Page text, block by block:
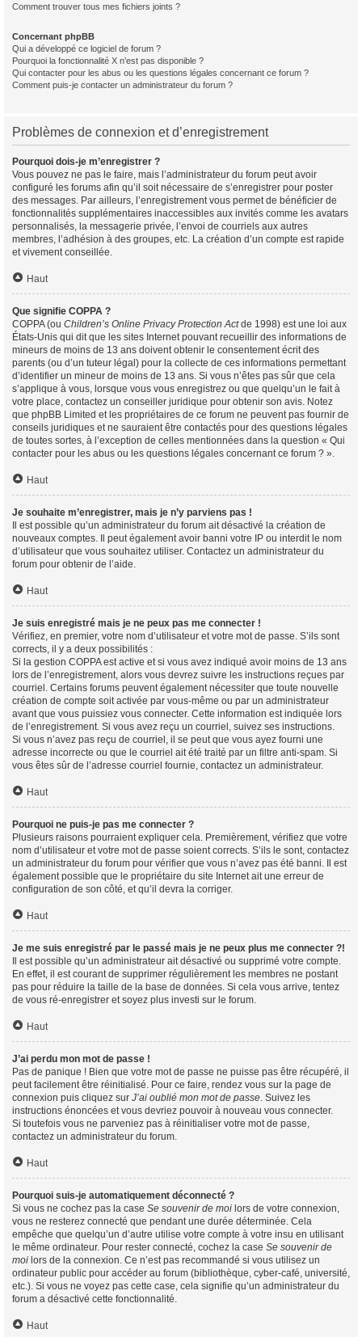
Comment trouver tous mes fichiers joints ?
Concernant phpBB
Qui a développé ce logiciel de forum ?
Pourquoi la fonctionnalité X n’est pas disponible ?
Qui contacter pour les abus ou les questions légales concernant ce forum ?
Comment puis-je contacter un administrateur du forum ?
Problèmes de connexion et d’enregistrement
Pourquoi dois-je m’enregistrer ?
Vous pouvez ne pas le faire, mais l’administrateur du forum peut avoir
configuré les forums afin qu’il soit nécessaire de s’enregistrer pour poster
des messages. Par ailleurs, l’enregistrement vous permet de bénéficier de
fonctionnalités supplémentaires inaccessibles aux invités comme les avatars
personnalisés, la messagerie privée, l’envoi de courriels aux autres
membres, l’adhésion à des groupes, etc. La création d’un compte est rapide
et vivement conseillée.
Haut
Que signifie COPPA ?
COPPA (ou Children’s Online Privacy Protection Actde 1998) est une loi aux
États-Unis qui dit que les sites Internet pouvant recueillir des informations de
mineurs de moins de 13 ans doivent obtenir le consentement écrit des
parents (ou d’un tuteur légal) pour la collecte de ces informations permettant
d’identifier un mineur de moins de 13 ans. Si vous n’êtes pas sûr que cela
s’applique à vous, lorsque vous vous enregistrez ou que quelqu’un le fait à
votre place, contactez un conseiller juridique pour obtenir son avis. Notez
que phpBB Limited et les propriétaires de ce forum ne peuvent pas fournir de
conseils juridiques et ne sauraient être contactés pour des questions légales
de toutes sortes, à l’exception de celles mentionnées dans la question « Qui
contacter pour les abus ou les questions légales concernant ce forum ? ».
Haut
Je souhaite m’enregistrer, mais je n’y parviens pas !
Il est possible qu’un administrateur du forum ait désactivé la création de
nouveaux comptes. Il peut également avoir banni votre IP ou interdit le nom
d’utilisateur que vous souhaitez utiliser. Contactez un administrateur du
forum pour obtenir de l’aide.
Haut
Je suis enregistré mais je ne peux pas me connecter !
Vérifiez, en premier, votre nom d’utilisateur et votre mot de passe. S’ils sont
corrects, il y a deux possibilités :
Si la gestion COPPA est active et si vous avez indiqué avoir moins de 13 ans
lors de l’enregistrement, alors vous devrez suivre les instructions reçues par
courriel. Certains forums peuvent également nécessiter que toute nouvelle
création de compte soit activée par vous-même ou par un administrateur
avant que vous puissiez vous connecter. Cette information est indiquée lors
de l’enregistrement. Si vous avez reçu un courriel, suivez ses instructions.
Si vous n’avez pas reçu de courriel, il se peut que vous ayez fourni une
adresse incorrecte ou que le courriel ait été traité par un filtre anti-spam. Si
vous êtes sûr de l’adresse courriel fournie, contactez un administrateur.
Haut
Pourquoi ne puis-je pas me connecter ?
Plusieurs raisons pourraient expliquer cela. Premièrement, vérifiez que votre
nom d’utilisateur et votre mot de passe soient corrects. S’ils le sont, contactez
un administrateur du forum pour vérifier que vous n’avez pas été banni. Il est
également possible que le propriétaire du site Internet ait une erreur de
configuration de son côté, et qu’il devra la corriger.
Haut
Je me suis enregistré par le passé mais je ne peux plus me connecter ?!
Il est possible qu’un administrateur ait désactivé ou supprimé votre compte.
En effet, il est courant de supprimer régulièrement les membres ne postant
pas pour réduire la taille de la base de données. Si cela vous arrive, tentez
de vous ré-enregistrer et soyez plus investi sur le forum.
Haut
J’ai perdu mon mot de passe !
Pas de panique ! Bien que votre mot de passe ne puisse pas être récupéré, il
peut facilement être réinitialisé. Pour ce faire, rendez vous sur la page de
connexion puis cliquez sur J’ai oublié mon mot de passe. Suivez les
instructions énoncées et vous devriez pouvoir à nouveau vous connecter.
Si toutefois vous ne parveniez pas à réinitialiser votre mot de passe,
contactez un administrateur du forum.
Haut
Pourquoi suis-je automatiquement déconnecté ?
Si vous ne cochez pas la case Se souvenir de moi lors de votre connexion,
vous ne resterez connecté que pendant une durée déterminée. Cela
empêche que quelqu’un d’autre utilise votre compte à votre insu en utilisant
le même ordinateur. Pour rester connecté, cochez la case Se souvenir de
moi lors de la connexion. Ce n’est pas recommandé si vous utilisez un
ordinateur public pour accéder au forum (bibliothèque, cyber-café, université,
etc.). Si vous ne voyez pas cette case, cela signifie qu’un administrateur du
forum a désactivé cette fonctionnalité.
Haut